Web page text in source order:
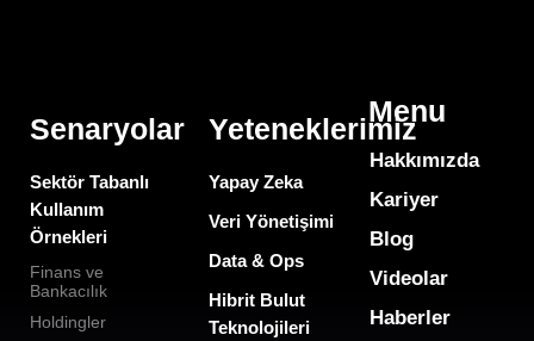
Senaryolar
Sektör Tabanlı
Kullanım
Örnekleri
Finans ve
Bankacılık
Holdingler
Yeteneklerimiz
Yapay Zeka
Veri Yönetişimi
Data & Ops
Hibrit Bulut
Teknolojileri
Menu
Hakkımızda
Kariyer
Blog
Videolar
Haberler